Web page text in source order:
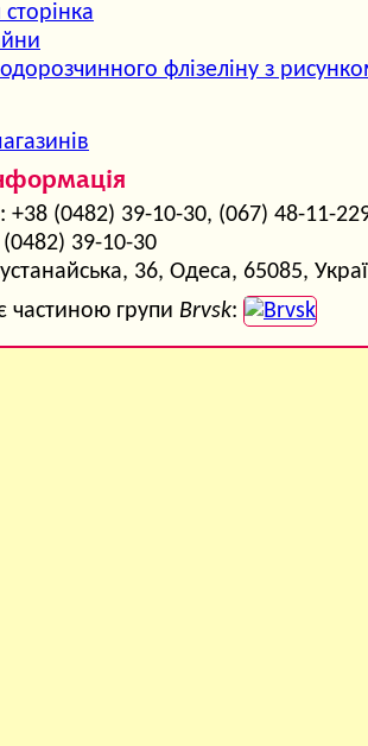
сторінка
флізеліну з
+38 (0482) 39-10-30, (067) 48-11-
39-10-30
36, Одеса, 65085,
частиною групи Brvsk: